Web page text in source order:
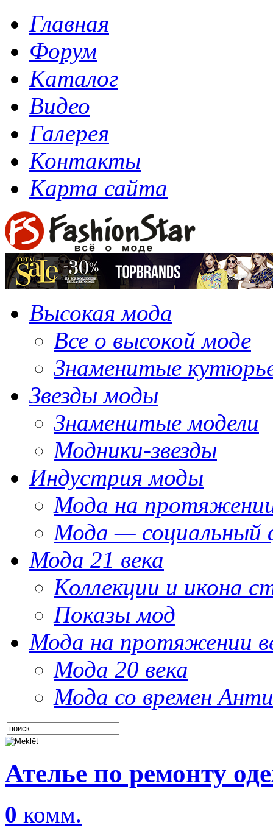
Главная
Форум
Каталог
Видео
Галерея
Контакты
Карта сайта
Высокая мода
Все о высокой моде
Знаменитые
Звезды моды
Знаменитые модели
Модники-звезды
Индустрия моды
Мода на
Мода — социальный
Мода 21 века
Коллекции и икона
Показы мод
Мода на протяжении
Мода 20 века
Мода со времен
Ателье по ремонту
0 комм.